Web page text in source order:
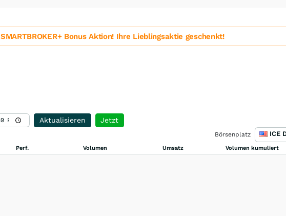
SMARTBROKER+ Bonus Aktion! Ihre Lieblingsaktie geschenkt!
Aktualisieren Jetzt
Börsenplatz
Perf. Volumen Umsatz Volumen kumuliert